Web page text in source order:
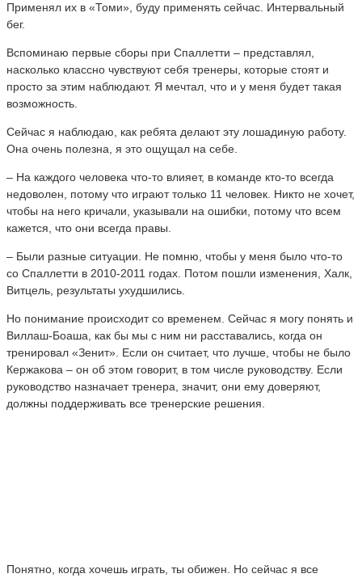
Применял их в «Томи», буду применять сейчас. Интервальный
бег.
Вспоминаю первые сборы при Спаллетти – представлял,
насколько классно чувствуют себя тренеры, которые стоят и
просто за этим наблюдают. Я мечтал, что и у меня будет такая
возможность.
Сейчас я наблюдаю, как ребята делают эту лошадиную работу.
Она очень полезна, я это ощущал на себе.
– На каждого человека что-то влияет, в команде кто-то всегда
недоволен, потому что играют только 11 человек. Никто не хочет,
чтобы на него кричали, указывали на ошибки, потому что всем
кажется, что они всегда правы.
– Были разные ситуации. Не помню, чтобы у меня было что-то
со Спаллетти в 2010-2011 годах. Потом пошли изменения, Халк,
Витцель, результаты ухудшились.
Но понимание происходит со временем. Сейчас я могу понять и
Виллаш-Боаша, как бы мы с ним ни расставались, когда он
тренировал «Зенит». Если он считает, что лучше, чтобы не было
Кержакова – он об этом говорит, в том числе руководству. Если
руководство назначает тренера, значит, они ему доверяют,
должны поддерживать все тренерские решения.
Понятно, когда хочешь играть, ты обижен. Но сейчас я все